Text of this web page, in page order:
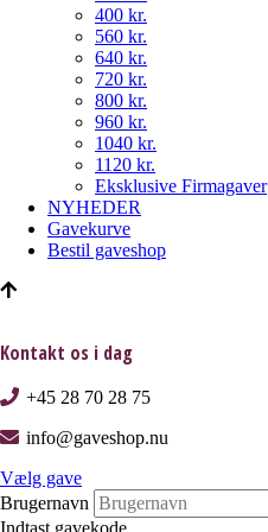
400 kr.
560 kr.
640 kr.
720 kr.
800 kr.
960 kr.
1040 kr.
1120 kr.
Eksklusive Firmagaver
NYHEDER
Gavekurve
Bestil gaveshop
Kontakt os i dag
+45 28 70 28 75
info@gaveshop.nu
Vælg gave
Brugernavn